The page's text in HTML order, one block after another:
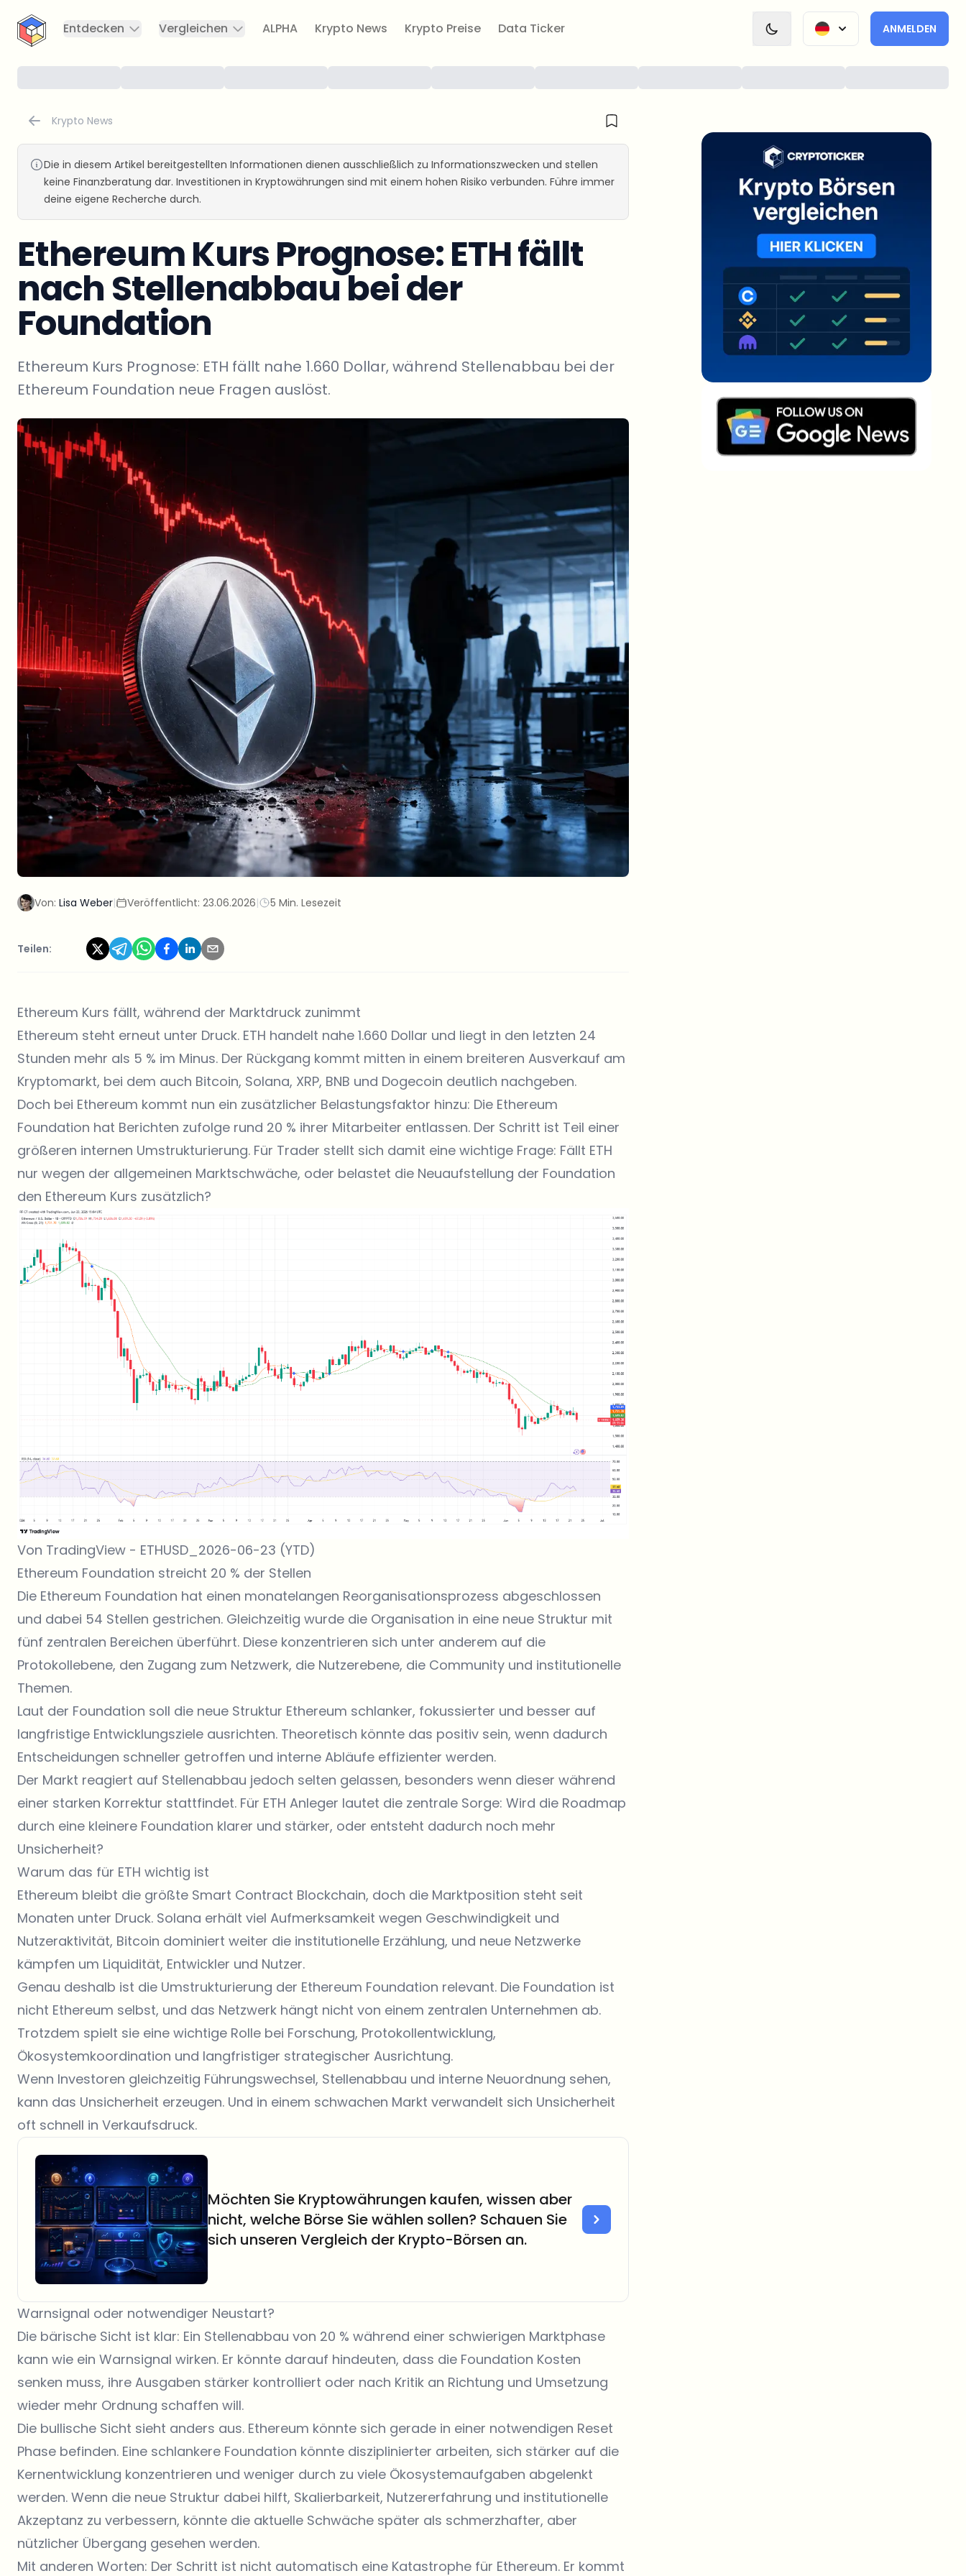
CryptoTicker
Entdecken
Vergleichen ALPHA Krypto News Krypto Preise Data Ticker ANMELDEN
Krypto News
Die in diesem Artikel bereitgestellten Informationen dienen ausschließlich zu Informationszwecken und stellen
keine Finanzberatung dar. Investitionen in Kryptowährungen sind mit einem hohen Risiko verbunden. Führe immer
deine eigene Recherche durch.
Ethereum Kurs Prognose: ETH fällt
nach Stellenabbau bei der
Foundation
Ethereum Kurs Prognose: ETH fällt nahe 1.660 Dollar, während Stellenabbau bei der
Ethereum Foundation neue Fragen auslöst.
Von: Lisa Weber| Veröffentlicht: 23.06.2026| 5 Min. Lesezeit
Teilen:
Ethereum Kurs fällt, während der Marktdruck zunimmt
Ethereum steht erneut unter Druck. ETH handelt nahe 1.660 Dollar und liegt in den letzten 24
Stunden mehr als 5 % im Minus. Der Rückgang kommt mitten in einem breiteren Ausverkauf am
Kryptomarkt, bei dem auch Bitcoin, Solana, XRP, BNB und Dogecoin deutlich nachgeben.
Doch bei Ethereum kommt nun ein zusätzlicher Belastungsfaktor hinzu: Die Ethereum
Foundation hat Berichten zufolge rund 20 % ihrer Mitarbeiter entlassen. Der Schritt ist Teil einer
größeren internen Umstrukturierung. Für Trader stellt sich damit eine wichtige Frage: Fällt ETH
nur wegen der allgemeinen Marktschwäche, oder belastet die Neuaufstellung der Foundation
den Ethereum Kurs zusätzlich?
Von TradingView - ETHUSD_2026-06-23 (YTD)
Ethereum Foundation streicht 20 % der Stellen
Die Ethereum Foundation hat einen monatelangen Reorganisationsprozess abgeschlossen
und dabei 54 Stellen gestrichen. Gleichzeitig wurde die Organisation in eine neue Struktur mit
fünf zentralen Bereichen überführt. Diese konzentrieren sich unter anderem auf die
Protokollebene, den Zugang zum Netzwerk, die Nutzerebene, die Community und institutionelle
Themen.
Laut der Foundation soll die neue Struktur Ethereum schlanker, fokussierter und besser auf
langfristige Entwicklungsziele ausrichten. Theoretisch könnte das positiv sein, wenn dadurch
Entscheidungen schneller getroffen und interne Abläufe effizienter werden.
Der Markt reagiert auf Stellenabbau jedoch selten gelassen, besonders wenn dieser während
einer starken Korrektur stattfindet. Für ETH Anleger lautet die zentrale Sorge: Wird die Roadmap
durch eine kleinere Foundation klarer und stärker, oder entsteht dadurch noch mehr
Unsicherheit?
Warum das für ETH wichtig ist
Ethereum bleibt die größte Smart Contract Blockchain, doch die Marktposition steht seit
Monaten unter Druck. Solana erhält viel Aufmerksamkeit wegen Geschwindigkeit und
Nutzeraktivität, Bitcoin dominiert weiter die institutionelle Erzählung, und neue Netzwerke
kämpfen um Liquidität, Entwickler und Nutzer.
Genau deshalb ist die Umstrukturierung der Ethereum Foundation relevant. Die Foundation ist
nicht Ethereum selbst, und das Netzwerk hängt nicht von einem zentralen Unternehmen ab.
Trotzdem spielt sie eine wichtige Rolle bei Forschung, Protokollentwicklung,
Ökosystemkoordination und langfristiger strategischer Ausrichtung.
Wenn Investoren gleichzeitig Führungswechsel, Stellenabbau und interne Neuordnung sehen,
kann das Unsicherheit erzeugen. Und in einem schwachen Markt verwandelt sich Unsicherheit
oft schnell in Verkaufsdruck.
Möchten Sie Kryptowährungen kaufen, wissen aber
nicht, welche Börse Sie wählen sollen? Schauen Sie
sich unseren Vergleich der Krypto-Börsen an.
Warnsignal oder notwendiger Neustart?
Die bärische Sicht ist klar: Ein Stellenabbau von 20 % während einer schwierigen Marktphase
kann wie ein Warnsignal wirken. Er könnte darauf hindeuten, dass die Foundation Kosten
senken muss, ihre Ausgaben stärker kontrolliert oder nach Kritik an Richtung und Umsetzung
wieder mehr Ordnung schaffen will.
Die bullische Sicht sieht anders aus. Ethereum könnte sich gerade in einer notwendigen Reset
Phase befinden. Eine schlankere Foundation könnte disziplinierter arbeiten, sich stärker auf die
Kernentwicklung konzentrieren und weniger durch zu viele Ökosystemaufgaben abgelenkt
werden. Wenn die neue Struktur dabei hilft, Skalierbarkeit, Nutzererfahrung und institutionelle
Akzeptanz zu verbessern, könnte die aktuelle Schwäche später als schmerzhafter, aber
nützlicher Übergang gesehen werden.
Mit anderen Worten: Der Schritt ist nicht automatisch eine Katastrophe für Ethereum. Er kommt